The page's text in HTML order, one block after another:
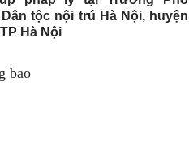
tộc nội trú Hà Nội, huyện
Hà Nội